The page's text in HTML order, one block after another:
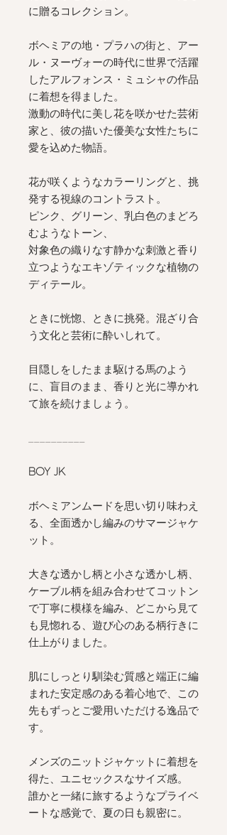
に贈るコレクション。
ボヘミアの地・プラハの街と、アー
ル・ヌーヴォーの時代に世界で活躍
したアルフォンス・ミュシャの作品
に着想を得ました。
激動の時代に美し花を咲かせた芸術
家と、彼の描いた優美な女性たちに
愛を込めた物語。
花が咲くようなカラーリングと、挑
発する視線のコントラスト。
ピンク、グリーン、乳白色のまどろ
むようなトーン、
対象色の織りなす静かな刺激と香り
立つようなエキゾティックな植物の
ディテール。
ときに恍惚、ときに挑発。混ざり合
う文化と芸術に酔いしれて。
目隠しをしたまま駆ける馬のよう
に、盲目のまま、香りと光に導かれ
て旅を続けましょう。
BOY JK
ボヘミアンムードを思い切り味わえ
る、全面透かし編みのサマージャケ
ット。
大きな透かし柄と小さな透かし柄、
ケーブル柄を組み合わせてコットン
で丁寧に模様を編み、どこから見て
も見惚れる、遊び心のある柄行きに
仕上がりました。
肌にしっとり馴染む質感と端正に編
まれた安定感のある着心地で、この
先もずっとご愛用いただける逸品で
す。
メンズのニットジャケットに着想を
得た、ユニセックスなサイズ感。
誰かと一緒に旅するようなプライベ
ートな感覚で、夏の日も親密に。